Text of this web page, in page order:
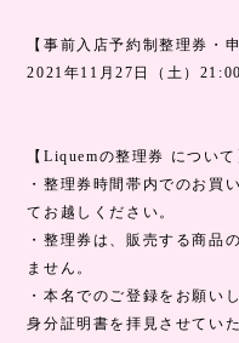
【事前入店予約制整理券・
2021年11月27日（土）
【Liquemの整理券 について
・整理券時間帯内でのお買
てお越しください。
・整理券は、販売する商品
ません。
・本名でのご登録をお願い
身分証明書を拝見させてい